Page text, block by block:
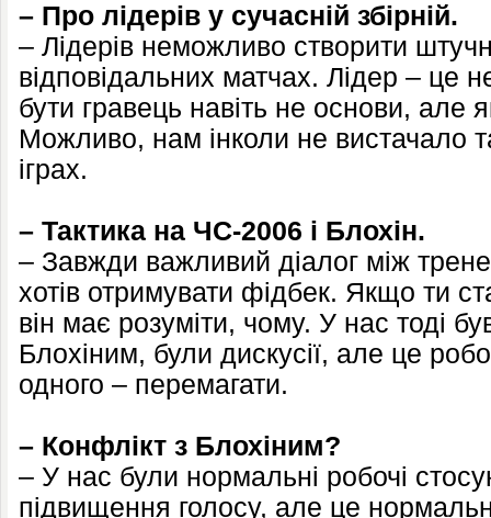
– Про лідерів у сучасній збірній.
– Лідерів неможливо створити
відповідальних матчах. Лідер – це
бути гравець навіть не основи, але
Можливо, нам інколи не вистачало
іграх.
– Тактика на ЧС-2006 і Блохін.
– Завжди важливий діалог між
хотів отримувати фідбек. Якщо ти
він має розуміти, чому. У нас тоді
Блохіним, були дискусії, але це
одного – перемагати.
– Конфлікт з Блохіним?
– У нас були нормальні робочі
підвищення голосу, але це